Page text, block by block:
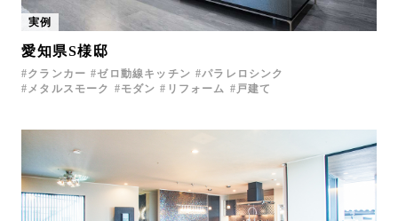
実例
愛知県S様邸
クランカー ゼロ動線キッチン
パラレロシンク
メタルスモーク
モダン リフォーム 戸建て